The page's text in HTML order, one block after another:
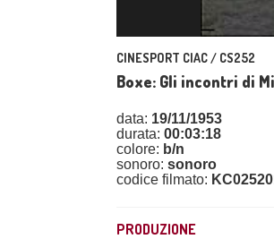
CINESPORT CIAC / CS252
Boxe: Gli incontri di
data: 19/11/1953
durata: 00:03:18
colore: b/n
sonoro: sonoro
codice filmato:
PRODUZIONE